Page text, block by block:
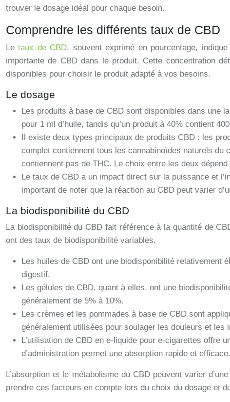
trouver le dosage idéal pour chaque besoin.
Comprendre les différents taux de CBD
Letaux de CBD, souvent exprimé en pourcentage,
importante de CBD dans le produit. Cette concentration
disponibles pour choisir le produit adapté à vos besoins.
Le dosage
Les produits à base de CBD sont disponibles dans une
pour 1 ml d’huile, tandis qu’un produit à 40% contient
Il existe deux types principaux de produits CBD : les
complet contiennent tous les cannabinoïdes naturels
contiennent pas de THC. Le choix entre les deux
Le taux de CBD a un impact direct sur la puissance et
important de noter que la réaction au CBD peut varier
La biodisponibilité du CBD
La biodisponibilité du CBD fait référence à la quantité de
ont des taux de biodisponibilité variables.
Les huiles de CBD ont une biodisponibilité relativement
digestif.
Les gélules de CBD, quant à elles, ont une
généralement de 5% à 10%.
Les crèmes et les pommades à base de CBD sont
généralement utilisées pour soulager les douleurs et les
L’utilisation de CBD en e-liquide pour e-cigarettes offre
d’administration permet une absorption rapide et efficace.
L’absorption et le métabolisme du CBD peuvent varier
prendre ces facteurs en compte lors du choix du dosage et